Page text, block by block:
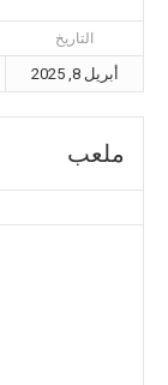
التاريخ
أبريل 8, 2025
ملعب